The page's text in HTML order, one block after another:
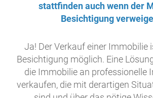
stattfinden auch wenn der
Besichtigung
Ja! Der Verkauf einer Immobilie
Besichtigung möglich. Eine
die Immobilie an professionelle
verkaufen, die mit derartigen